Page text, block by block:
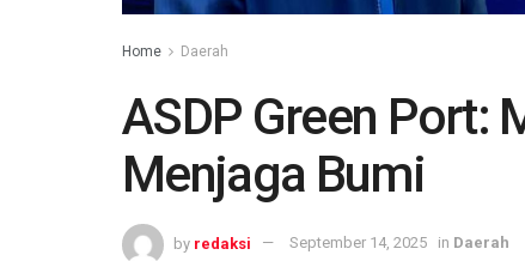
Home Daerah
ASDP Green Port:
Menjaga Bumi
by redaksi September 14, 2025 in Daerah